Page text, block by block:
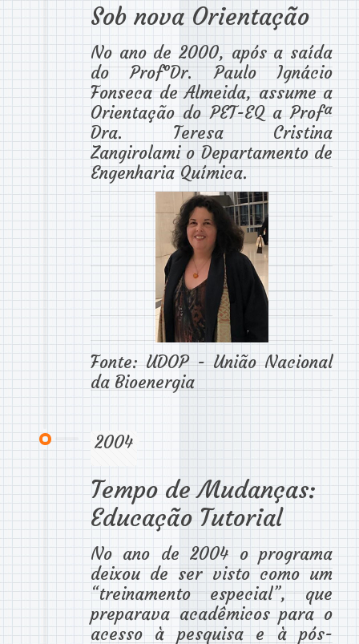
Sob nova Orientação
No ano de 2000, após a saída
do Prof°Dr. Paulo Ignácio
Fonseca de Almeida, assume a
Orientação do PET-EQ a Profª
Dra. Teresa Cristina
Zangirolami o Departamento de
Engenharia Química.
Fonte: UDOP - União Nacional
da Bioenergia
2004
Tempo de Mudanças:
Educação Tutorial
No ano de 2004 o programa
deixou de ser visto como um
“treinamento especial”, que
preparava acadêmicos para o
acesso à pesquisa e à pós-